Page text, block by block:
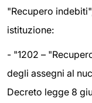
"Recupero
istituzione:
- "1202 –
degli assegni al
Decreto legge 8